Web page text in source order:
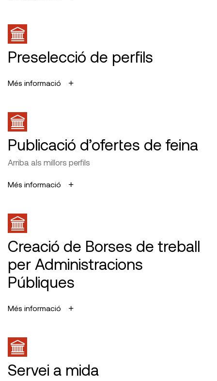
Preselecció de perfils
Més informació
Publicació d’ofertes de feina
Arriba als millors perfils
Més informació
Creació de Borses de treball
per Administracions
Públiques
Més informació
Servei a mida